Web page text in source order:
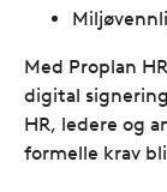
Med Proplan
digital
HR, ledere og
formelle krav